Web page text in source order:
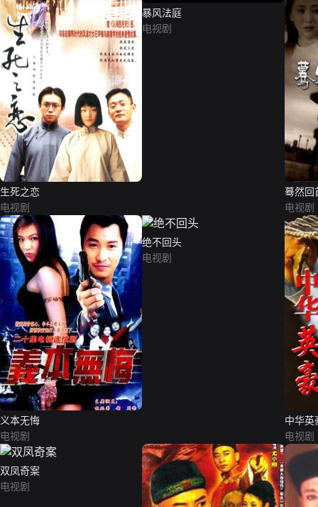
生死之恋
电视剧
暴风法庭
电视剧
蓦然回
电视剧
义本无悔
电视剧
绝不回头
电视剧
中华英
电视剧
双凤奇案
电视剧